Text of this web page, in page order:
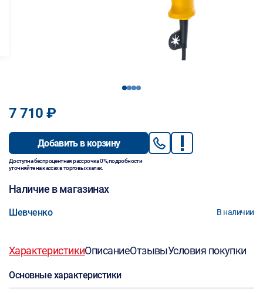
1234
7 710 ₽
Добавить в корзину
Доступна беспроцентная рассрочка 0%, подробности
уточняйте на кассах в торговых залах.
Наличие в магазинах
Шевченко В наличии
ХарактеристикиОписаниеОтзывыУсловия покупки
Основные характеристики